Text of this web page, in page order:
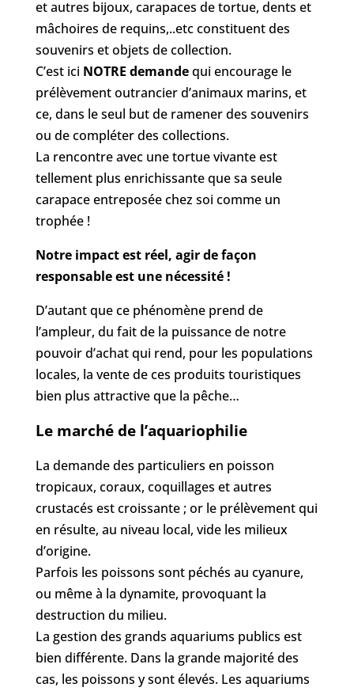
et autres bijoux, carapaces de tortue, dents et
mâchoires de requins,..etc constituent des
souvenirs et objets de collection.
C’est ici NOTRE demandequi encourage le
prélèvement outrancier d’animaux marins, et
ce, dans le seul but de ramener des souvenirs
ou de compléter des collections.
La rencontre avec une tortue vivante est
tellement plus enrichissante que sa seule
carapace entreposée chez soi comme un
trophée !
Notre impact est réel, agir de façon
responsable est une nécessité !
D’autant que ce phénomène prend de
l’ampleur, du fait de la puissance de notre
pouvoir d’achat qui rend, pour les populations
locales, la vente de ces produits touristiques
bien plus attractive que la pêche…
Le marché de l’aquariophilie
La demande des particuliers en poisson
tropicaux, coraux, coquillages et autres
crustacés est croissante ; or le prélèvement qui
en résulte, au niveau local, vide les milieux
d’origine.
Parfois les poissons sont péchés au cyanure,
ou même à la dynamite, provoquant la
destruction du milieu.
La gestion des grands aquariums publics est
bien différente. Dans la grande majorité des
cas, les poissons y sont élevés. Les aquariums